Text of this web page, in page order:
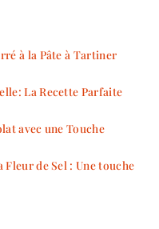
à la Pâte à Tartiner
La Recette Parfaite
avec une Touche
de Sel : Une touche